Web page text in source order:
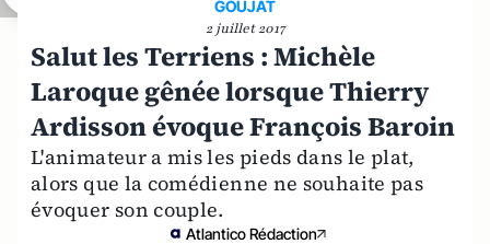
GOUJAT
2 juillet 2017
Salut les Terriens : Michèle
Laroque gênée lorsque Thierry
Ardisson évoque François Baroin
L'animateur a mis les pieds dans le plat,
alors que la comédienne ne souhaite pas
évoquer son couple.
Atlantico Rédaction